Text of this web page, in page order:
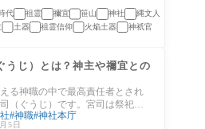
代 祖霊 禰宜 笹山 神社
縄文人
土器 祖霊信仰 火焔土器
神祇官
うじ）とは？神主や禰宜との
る神職の中で最高責任者とされ
（ぐうじ）です。宮司は祭祀を
務を統括する立場にあり、神社
神職 神社本庁
5日